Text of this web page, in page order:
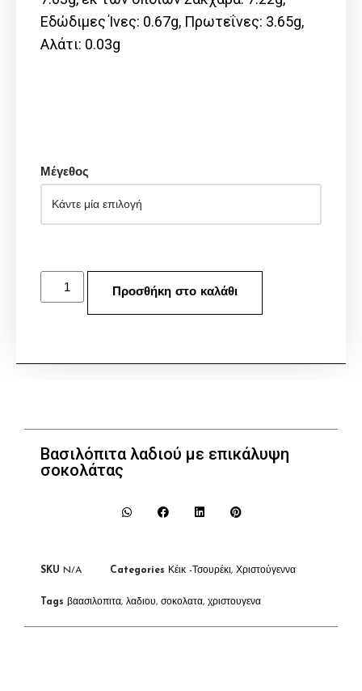
Εδώδιμες Ίνες: 0.67g, Πρωτεΐνες: 3.65g,
Αλάτι: 0.03g
Μέγεθος
Προσθήκη στο καλάθι
Βασιλόπιτα λαδιού με επικάλυψη
σοκολάτας
SKU N/A Categories Κέικ -Τσουρέκι, Χριστούγεννα
Tags βαασιλοπιτα, λαδιου, σοκολατα, χριστουγενα